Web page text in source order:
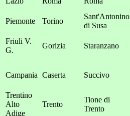
Piemonte Torino
Sant'Antonino
di Susa
Friuli V.
G.
Gorizia Staranzano
Campania Caserta Succivo
Trentino
Alto
Adige
Trento
Tione di
Trento